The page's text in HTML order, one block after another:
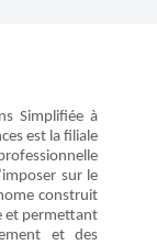
Simplifiée à
est la filiale
sur le
construit
et permettant
et des